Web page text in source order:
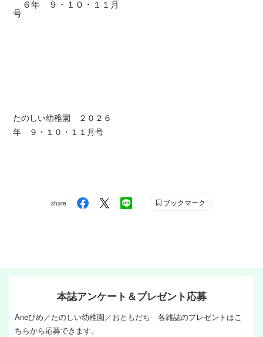
たのしい幼稚園 ２０２６
年 ９・１０・１１月号
share ブックマーク
本誌アンケート＆プレゼント応募
Aneひめ／たのしい幼稚園／おともだち 各雑誌のプレゼントはこ
ちらから応募できます。